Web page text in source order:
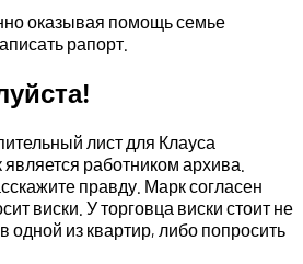
оказывая помощь семье
рапорт.
лист для Клауса
работником архива.
правду. Марк согласен
виски. У торговца виски стоит не
из квартир, либо попросить